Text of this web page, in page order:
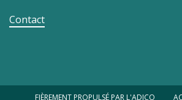
Contact
FIÈREMENT PROPULSÉ PAR L'ADICO